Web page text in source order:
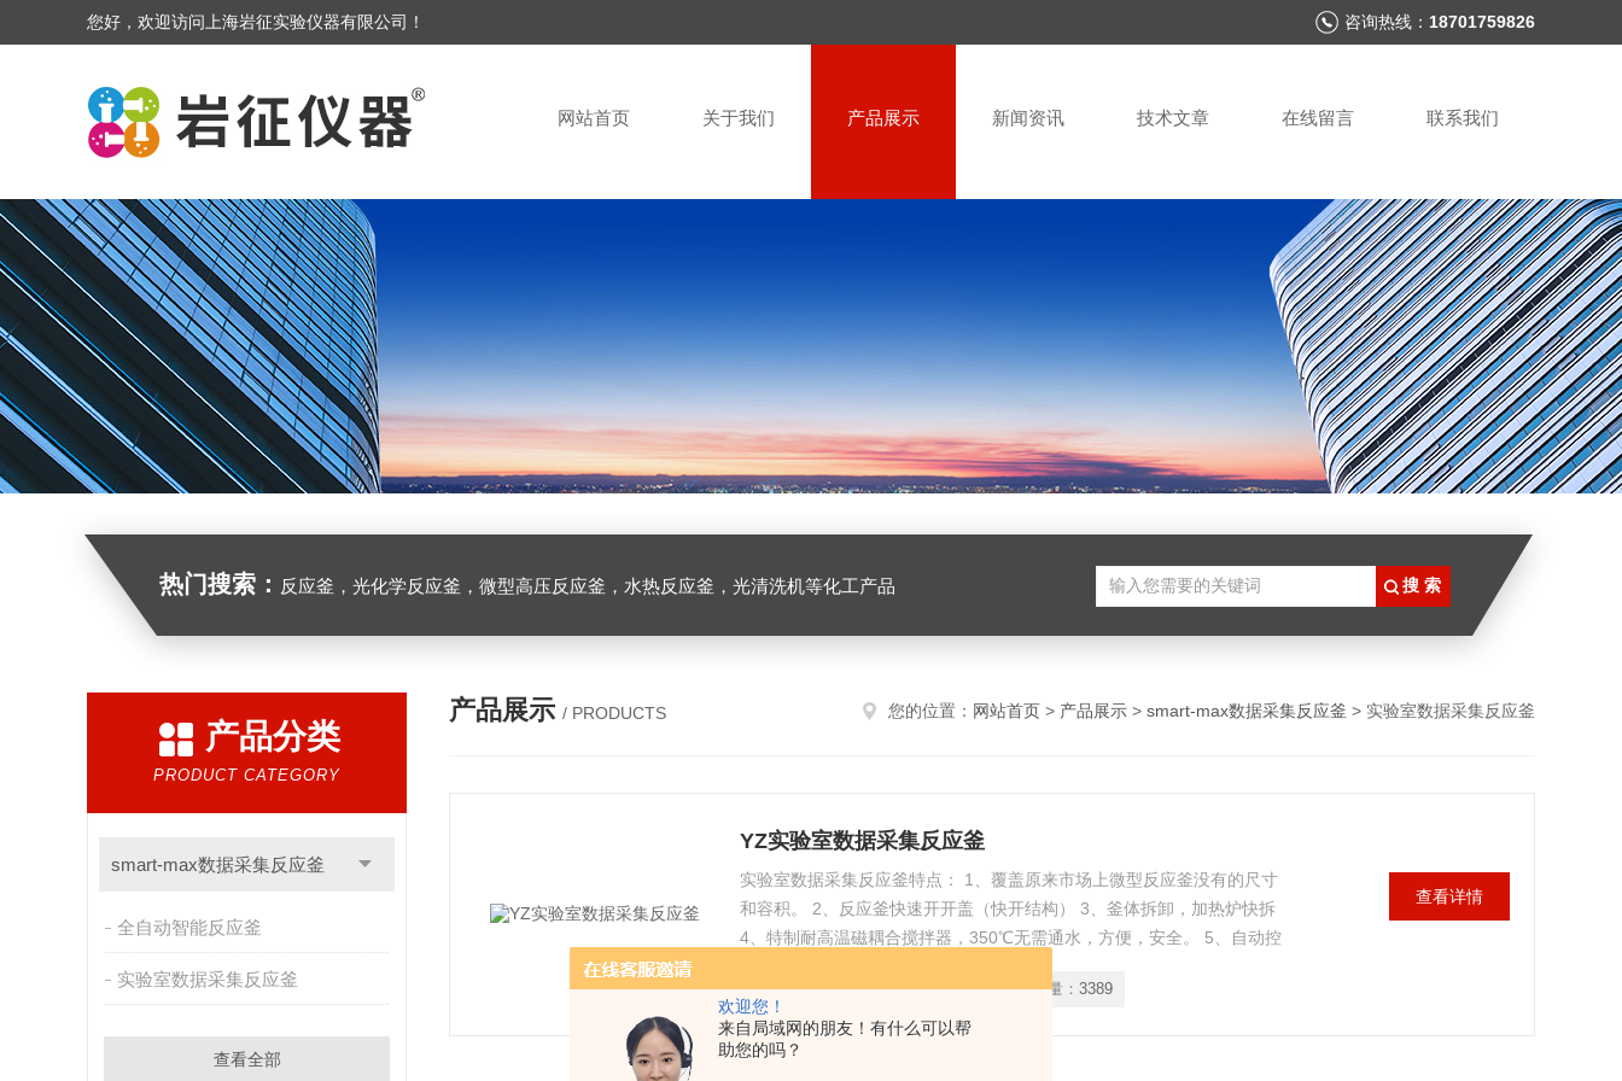
欢迎您！
来自局域网的朋友！有什么可以帮
助您的吗？
您好，欢迎访问上海岩征实验仪器有限公司！ 咨询热线： 18701759826
网站首页 关于我们 产品展示 新闻资讯 技术文章 在线留言 联系我们
热门搜索： 反应釜，光化学反应釜，微型高压反应釜，水热反应釜，光清洗机等化工产品
产品分类
PRODUCT CATEGORY
smart-max数据采集反应釜
全自动智能反应釜
实验室数据采集反应釜
查看全部
产品展示 / PRODUCTS 您的位置： 网站首页 > 产品展示 > smart-max数据采集反应釜 > 实验室数据采集反应釜
YZ实验室数据采集反应釜
实验室数据采集反应釜特点： 1、覆盖原来市场上微型反应釜没有的尺寸
和容积。 2、反应釜快速开开盖（快开结构） 3、釜体拆卸，加热炉快拆
4、特制耐高温磁耦合搅拌器，350℃无需通水，方便，安全。 5、自动控
恒温。
时间：2025-12-14 型号：YZ 浏览量： 3389
查看详情